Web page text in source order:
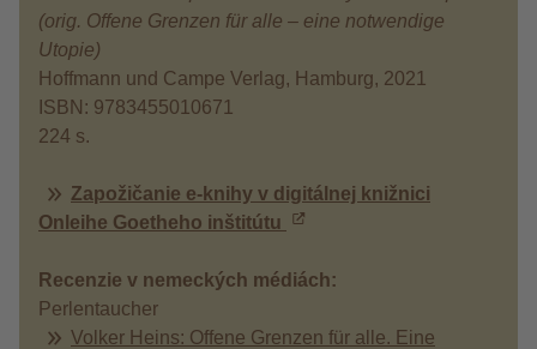
(orig. Offene Grenzen für alle – eine notwendige
Utopie)
Hoffmann und Campe Verlag, Hamburg, 2021
ISBN: 9783455010671
224 s.
Zapožičanie e-knihy v digitálnej knižnici
Onleihe Goetheho inštitútu
Recenzie v nemeckých médiách:
Perlentaucher
Volker Heins: Offene Grenzen für alle. Eine